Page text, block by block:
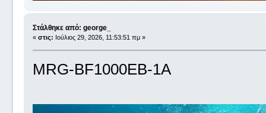
Στάλθηκε από: george_
« στις: Ιούλιος 29, 2026, 11:53:51 πμ »
MRG-BF1000EB-1A